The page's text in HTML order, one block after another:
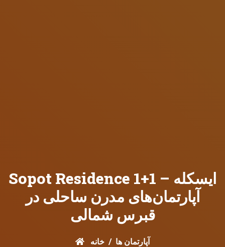
Sopot Residence 1+1 ایسکله –
آپارتمان‌های مدرن ساحلی در
قبرس شمالی
خانه آپارتمان ها